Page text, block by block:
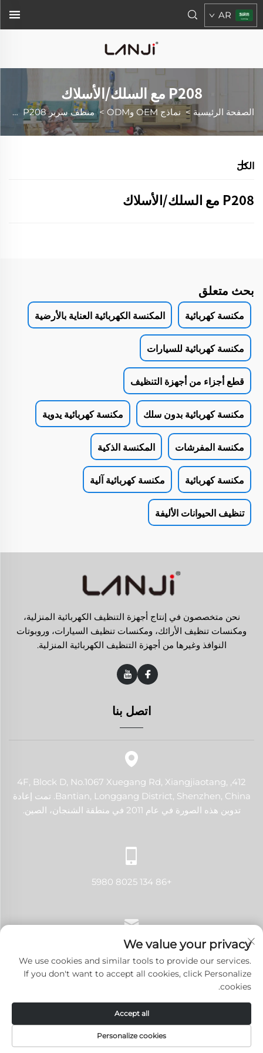
AR
P208 مع السلك/الأسلاك
الصفحة الرئيسية > نماذج OEM وODM >منظف سرير UVP208 مع سلك
الكل
P208 مع السلك/الأسلاك
بحث متعلق
مكنسة كهربائية المكنسة الكهربائية العناية بالأرضية
مكنسة كهربائية للسيارات
قطع أجزاء من أجهزة التنظيف
مكنسة كهربائية بدون سلك مكنسة كهربائية يدوية
مكنسة المفرشات المكنسة الذكية
مكنسة كهربائية مكنسة كهربائية آلية
تنظيف الحيوانات الأليفة
نحن متخصصون في إنتاج أجهزة التنظيف الكهربائية المنزلية،
ومكنسات تنظيف الأرائك، ومكنسات تنظيف السيارات، وروبوتات
النوافذ وغيرها من أجهزة التنظيف الكهربائية المنزلية.
اتصل بنا
412, 4F, Block D, No.1067 Xuegang Rd, Xiangjiaotang,
Bantian, Longgang District, Shenzhen, China. تمت إعادة
تدوين هذه الصورة في عام 2011 في منطقة الشنجان، الصين.
+86 134 8025 5980
[email protected]
حقوق النشر © 2024 شنتشن لانجي تك كو., لتد. جميع الحقوق محفوظة.
سياسة الخصوصية
We value your privacy
We use cookies and similar tools to provide our services.
If you don't want to accept all cookies, click Personalize
cookies.
Personalize cookies
Accept all